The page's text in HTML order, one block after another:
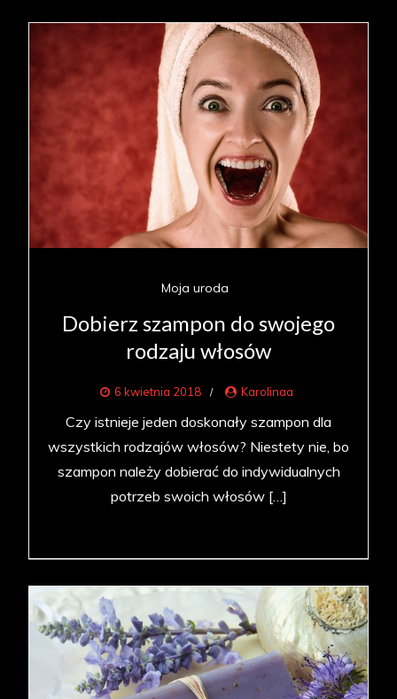
Moja uroda
Dobierz szampon do swojego
rodzaju włosów
6 kwietnia 2018 Karolinaa
Czy istnieje jeden doskonały szampon dla
wszystkich rodzajów włosów? Niestety nie, bo
szampon należy dobierać do indywidualnych
potrzeb swoich włosów […]